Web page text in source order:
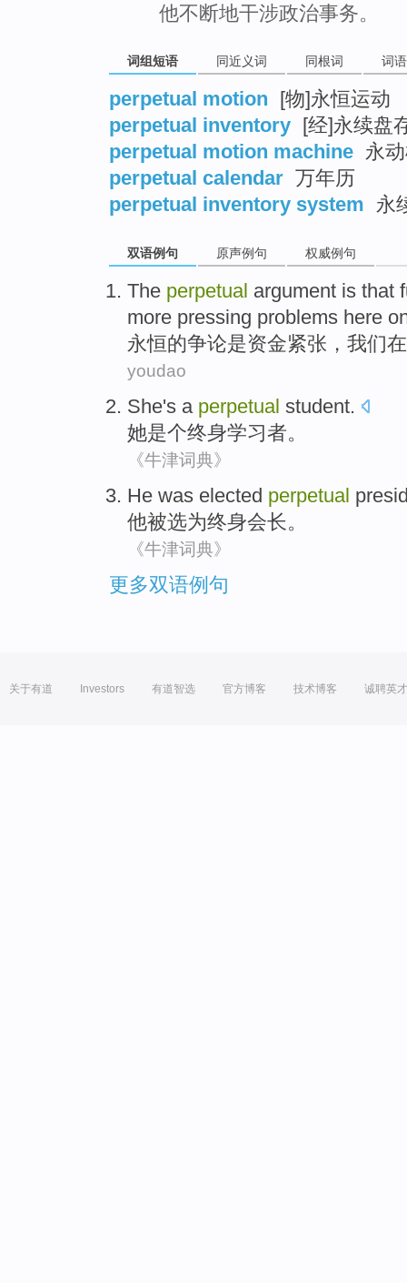
他不断地干涉政治事务。
词组短语 同近义词 同根词 词
perpetual motion
[物]永恒运动
perpetual inventory
[经]永续盘
perpetual motion machine 永
perpetual calendar 万年历
perpetual inventory system 永
双语例句 原声例句 权威例句
The perpetual argument is that
more pressing problems here
永恒的争论是资金紧张 ， 我们在
youdao
She's a perpetual student.
她是个终身学习者。
《牛津词典》
He was elected perpetual
他被选为终身会长。
《牛津词典》
更多双语例句
关于有道 Investors 有道智选 官方博客 技术博客 诚聘英才